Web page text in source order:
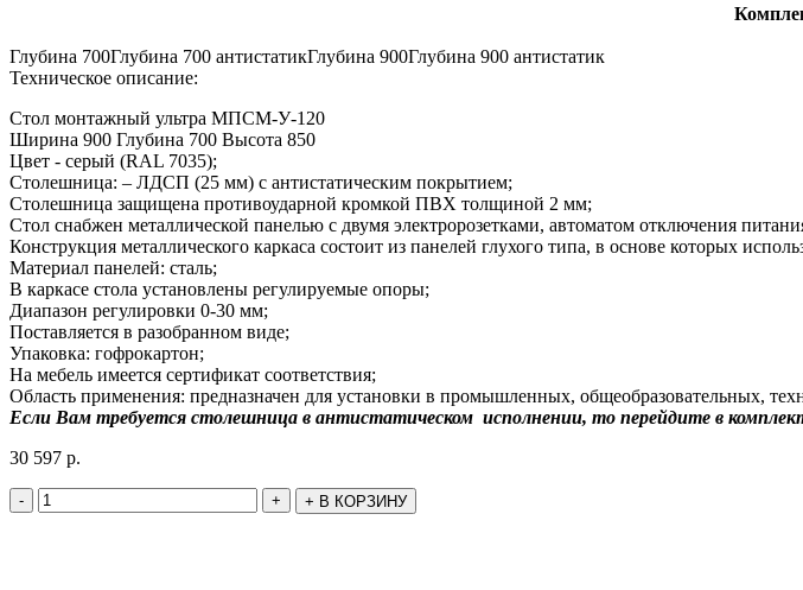
Глубина 700Глубина 700 антистатикГлубина 900Глубина 900 антистатик
Техническое описание:
Стол монтажный ультра МПСМ-У-120
Ширина 900 Глубина 700 Высота 850
Цвет - серый (RAL 7035);
Столешница: – ЛДСП (25 мм) с антистатическим покрытием;
Столешница защищена противоударной кромкой ПВХ толщиной 2 мм;
Стол снабжен металлической панелью с двумя электророзетками, автоматом отключения
Конструкция металлического каркаса состоит из панелей глухого типа, в основе которых
Материал панелей: сталь;
В каркасе стола установлены регулируемые опоры;
Диапазон регулировки 0-30 мм;
Поставляется в разобранном виде;
Упаковка: гофрокартон;
На мебель имеется сертификат соответствия;
Область применения: предназначен для установки в промышленных, общеобразовательных,
Если Вам требуется столешница в антистатическом исполнении, то перейдите в
30 597 р.
- + + В КОРЗИНУ